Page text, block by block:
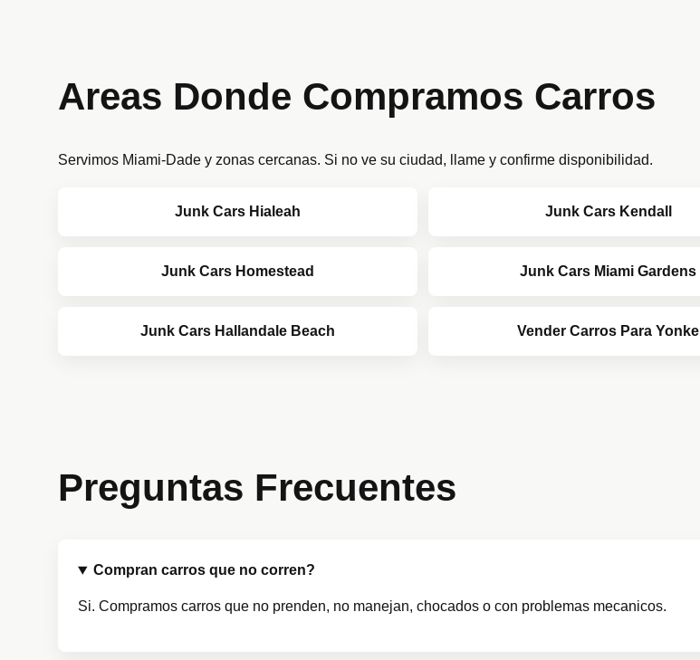
Areas Donde Compramos Carros
Servimos Miami-Dade y zonas cercanas. Si no ve su ciudad, llame y confirme disponibilidad.
Junk Cars Hialeah Junk Cars Kendall
Junk Cars Homestead Junk Cars Miami Gardens
Junk Cars Hallandale Beach Vender Carros Para Yonke
Preguntas Frecuentes
Compran carros que no corren?
Si. Compramos carros que no prenden, no manejan, chocados o con problemas mecanicos.